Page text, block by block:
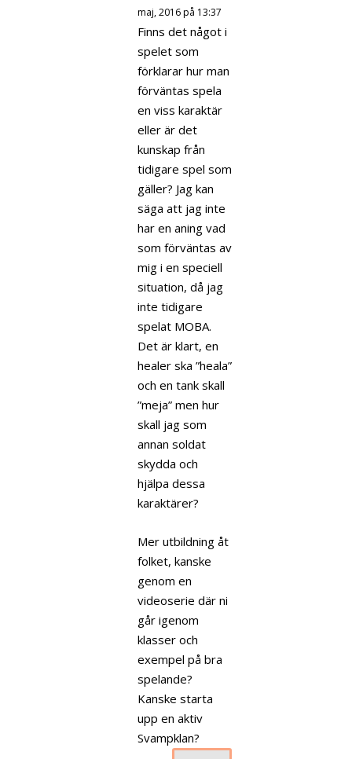
maj, 2016 på 13:37
Finns det något i
spelet som
förklarar hur man
förväntas spela
en viss karaktär
eller är det
kunskap från
tidigare spel som
gäller? Jag kan
säga att jag inte
har en aning vad
som förväntas av
mig i en speciell
situation, då jag
inte tidigare
spelat MOBA.
Det är klart, en
healer ska ”heala”
och en tank skall
”meja” men hur
skall jag som
annan soldat
skydda och
hjälpa dessa
karaktärer?
Mer utbildning åt
folket, kanske
genom en
videoserie där ni
går igenom
klasser och
exempel på bra
spelande?
Kanske starta
upp en aktiv
Svampklan?